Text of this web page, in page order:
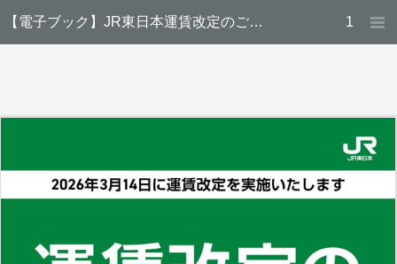
【電子ブック】JR東日本運賃改定のご案内（第2版） 1